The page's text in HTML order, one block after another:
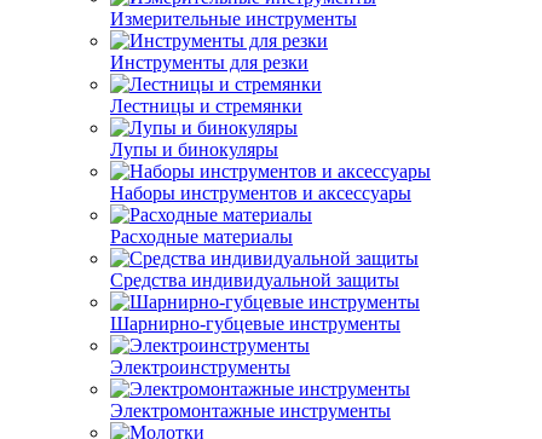
Измерительные инструменты
Инструменты для резки
Лестницы и стремянки
Лупы и бинокуляры
Наборы инструментов и аксессуары
Расходные материалы
Средства индивидуальной защиты
Шарнирно-губцевые инструменты
Электроинструменты
Электромонтажные инструменты